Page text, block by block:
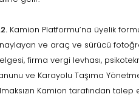
Kamion Platformu’na üyelik
ve araç ve sürücü
firma vergi levhası,
ve Karayolu Taşıma
Kamion tarafından